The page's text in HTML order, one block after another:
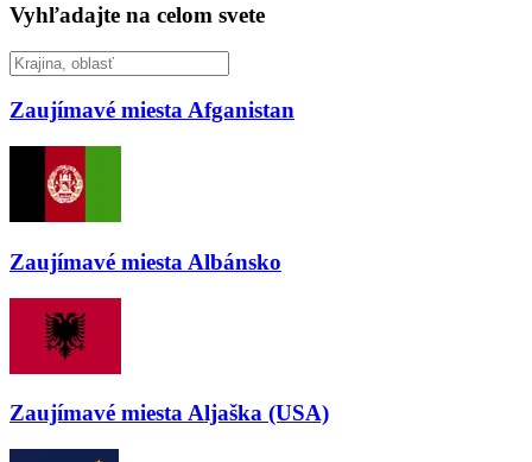
Vyhľadajte na celom svete
Zaujímavé miestaAfganistan
Zaujímavé miesta Albánsko
Zaujímavé miestaAljaška (USA)